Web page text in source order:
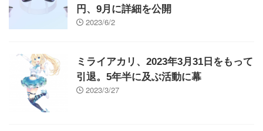
円、9月に詳細を公開
2023/6/2
ミライアカリ、2023年3月31日をもって
引退。5年半に及ぶ活動に幕
2023/3/27